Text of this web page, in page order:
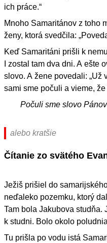
ich práce.“
Mnoho Samaritánov z toho
ženy, ktorá svedčila:
Keď Samaritáni prišli k
I zostal tam dva dni. A ešte
slovo. A žene povedali: „Už
sami sme počuli a vieme,
Počuli sme slovo
alebo kratšie
Čítanie zo svätého
Ježiš prišiel do
neďaleko pozemku, ktorý
Tam bola Jakubova studňa.
k studni. Bolo okolo
Tu prišla po vodu istá